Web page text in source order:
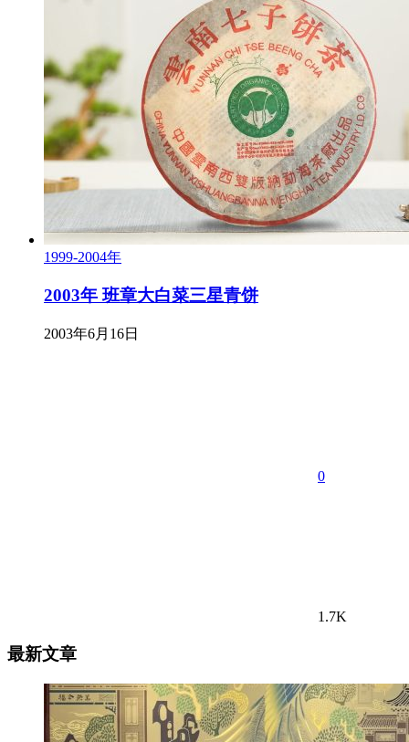
1999-2004年
2003年 班章大白菜三星青饼
2003年6月16日
0
1.7K
最新文章